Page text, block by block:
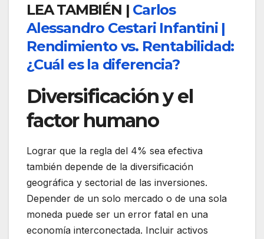
LEA TAMBIÉN | Carlos
Alessandro Cestari Infantini |
Rendimiento vs. Rentabilidad:
¿Cuál es la diferencia?
Diversificación y el
factor humano
Lograr que la regla del 4% sea efectiva
también depende de la diversificación
geográfica y sectorial de las inversiones.
Depender de un solo mercado o de una sola
moneda puede ser un error fatal en una
economía interconectada. Incluir activos